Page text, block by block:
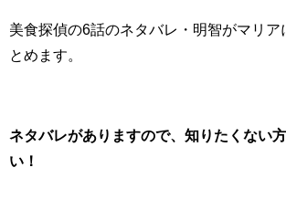
美食探偵の6話のネタバレ・明智がマリア
とめます。
ネタバレがありますので、知りたくない
い！